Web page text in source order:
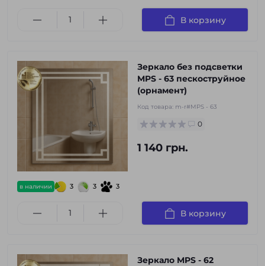
В корзину
в наличии 3 3 3
Зеркало без подсветки
MPS - 63 пескоструйное
(орнамент)
Код товара: m-r#MPS - 63
0
1 140 грн.
В корзину
Зеркало MPS - 62